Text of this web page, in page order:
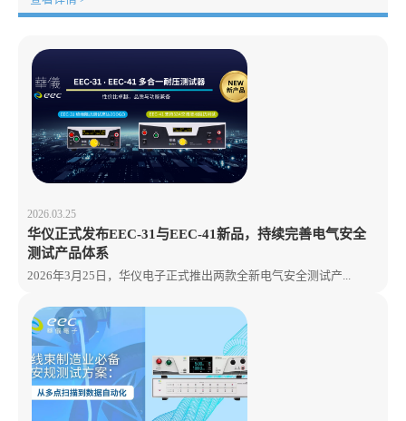
2026.03.25
华仪正式发布EEC-31与EEC-41新品，持续完善电气安全
测试产品体系
2026年3月25日，华仪电子正式推出两款全新电气安全测试产...